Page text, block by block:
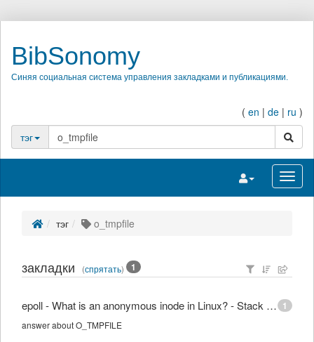
BibSonomy
Синяя социальная система управления закладками и публикациями.
( en | de | ru )
тэг
поиск
Переключить
тэг o_tmpfile
закладки (спрятать) 1
1
epoll - What is an anonymous inode in Linux? - Stack Overflow
answer about O_TMPFILE